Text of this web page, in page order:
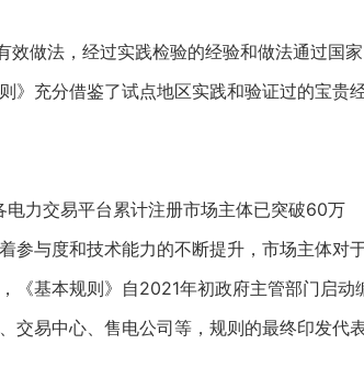
做法，经过实践检验的经验和做法通过国家
》充分借鉴了试点地区实践和验证过的宝贵
力交易平台累计注册市场主体已突破60万
参与度和技术能力的不断提升，市场主体对
《基本规则》自2021年初政府主管部门启动
交易中心、售电公司等，规则的最终印发代